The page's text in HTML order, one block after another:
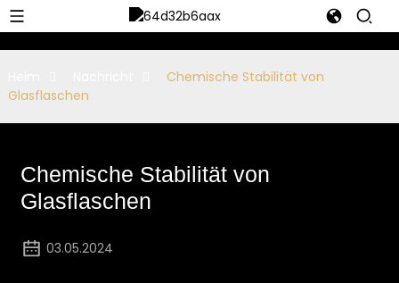
Chemische Stabilität von
Glasflaschen
Chemische Stabilität von
Glasflaschen
03.05.2024